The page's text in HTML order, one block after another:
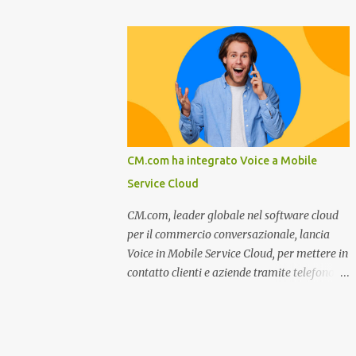
su come rispondere alle aspettative del c...
Novembre e per tutto il mese di Dicembre il
portale e motore di ricerca aziendale
caminisulweb.it , specializzato nel campo
degli impianti di riscaldamento, stufe e
camini, e fumisteria in generale offre la
registrazione gratuita a vantaggio di tutte le
aziende operanti nel settore. E’ possibile
infatti all’interno del sito inserire
gratuitamente i propri dati aziendali,
indirizzi, recapiti, recensione (che verrà
corretta, migliorata e modificata
all’occorrenza da redattori specializzati),
immagini dei prodotti e fino a un massimo
CM.com ha integrato Voice a Mobile
Service Cloud
CM.com, leader globale nel software cloud
per il commercio conversazionale, lancia
Voice in Mobile Service Cloud, per mettere in
contatto clienti e aziende tramite telefono e